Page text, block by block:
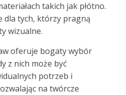
takich jak płótno.
dla tych, którzy pragną
wizualne.
oferuje bogaty wybór
z nich może być
potrzeb i
na twórcze